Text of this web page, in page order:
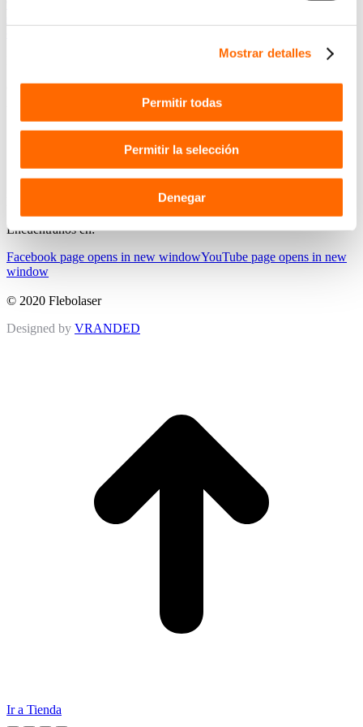
Mostrar detalles
Permitir todas
Permitir la selección
Denegar
Calle Médico Rodríguez 8-10 BIS
15004 A Coruña
Política de privacidad
Encuéntranos en:
Facebook page opens in new windowYouTube page opens in new
window
© 2020 Flebolaser
Designed by VRANDED
Ir a Tienda